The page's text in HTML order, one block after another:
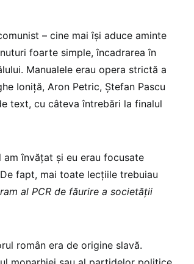
– cine mai își aduce aminte
foarte simple, încadrarea în
Manualele erau opera strictă a
Ioniță, Aron Petric, Ștefan Pascu
text, cu câteva întrebări la finalul
învățat și eu erau focusate
fapt, mai toate lecțiile trebuiau
al PCR de făurire a societății
român era de origine slavă.